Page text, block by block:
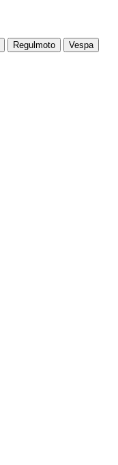
Regulmoto
Vespa